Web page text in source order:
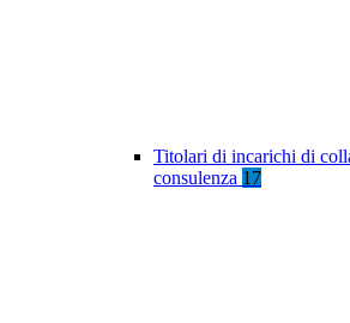
Titolari di incarichi di
consulenza 17